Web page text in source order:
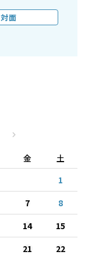
対面
金
土
1
7
8
14
15
21
22